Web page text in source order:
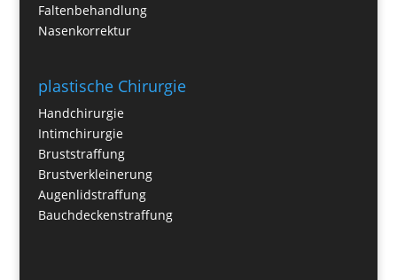
Faltenbehandlung
Nasenkorrektur
plastische Chirurgie
Handchirurgie
Intimchirurgie
Bruststraffung
Brustverkleinerung
Augenlidstraffung
Bauchdeckenstraffung